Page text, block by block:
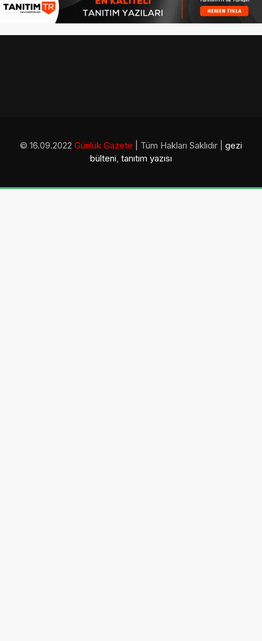
© 16.09.2022 Günlük Gazete | Tüm Hakları Saklıdır | gezi
bülteni, tanıtım yazısı